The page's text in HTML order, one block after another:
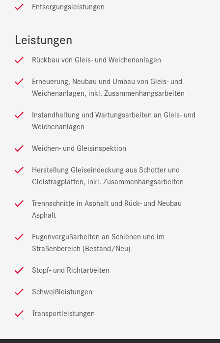
Entsorgungsleistungen
Leistungen
Rückbau von Gleis- und Weichenanlagen
Erneuerung, Neubau und Umbau von Gleis- und
Weichenanlagen, inkl. Zusammenhangsarbeiten
Instandhaltung und Wartungsarbeiten an Gleis- und
Weichenanlagen
Weichen- und Gleisinspektion
Herstellung Gleiseindeckung aus Schotter und
Gleistragplatten, inkl. Zusammenhangsarbeiten
Trennschnitte in Asphalt und Rück- und Neubau
Asphalt
Fugenvergußarbeiten an Schienen und im
Straßenbereich (Bestand/Neu)
Stopf- und Richtarbeiten
Schweißleistungen
Transportleistungen